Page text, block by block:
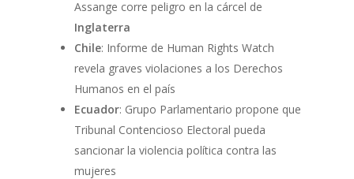
Assange corre peligro en la cárcel de
Inglaterra
Chile: Informe de Human Rights Watch
revela graves violaciones a los Derechos
Humanos en el país
Ecuador: Grupo Parlamentario propone que
Tribunal Contencioso Electoral pueda
sancionar la violencia política contra las
mujeres